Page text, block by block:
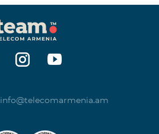
info@telecomarmenia.am